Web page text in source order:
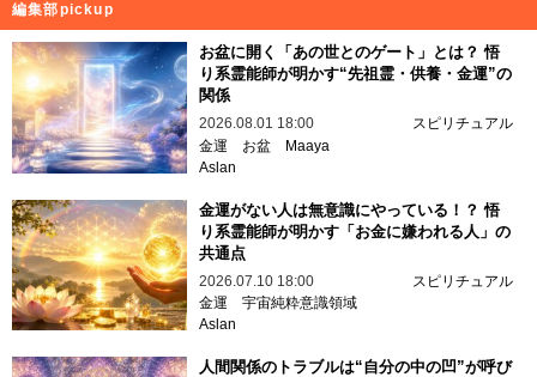
編集部pickup
お盆に開く「あの世とのゲート」とは？ 悟
り系霊能師が明かす“先祖霊・供養・金運”の
関係
2026.08.01 18:00
スピリチュアル
金運
お盆
Maaya
Aslan
金運がない人は無意識にやっている！？ 悟
り系霊能師が明かす「お金に嫌われる人」の
共通点
2026.07.10 18:00
スピリチュアル
金運 宇宙純粋意識領域
Aslan
人間関係のトラブルは“自分の中の凹”が呼び